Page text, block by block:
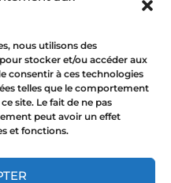
nous utilisons des
stocker et/ou accéder aux
consentir à ces technologies
telles que le comportement
site. Le fait de ne pas
peut avoir un effet
et fonctions.